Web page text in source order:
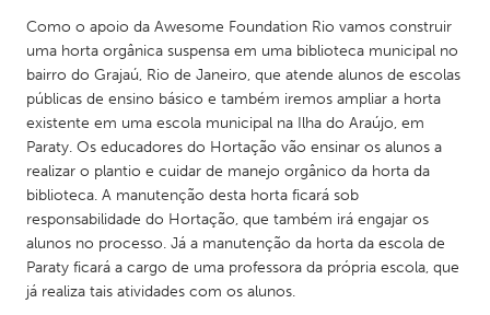
QATAR
Qatar
Singapore
UNITED KINGDOM
Glasgow
Como o apoio da Awesome Foundation Rio vamos construir
uma horta orgânica suspensa em uma biblioteca municipal no
bairro do Grajaú, Rio de Janeiro, que atende alunos de escolas
públicas de ensino básico e também iremos ampliar a horta
existente em uma escola municipal na Ilha do Araújo, em
Paraty. Os educadores do Hortação vão ensinar os alunos a
realizar o plantio e cuidar de manejo orgânico da horta da
biblioteca. A manutenção desta horta ficará sob
responsabilidade do Hortação, que também irá engajar os
alunos no processo. Já a manutenção da horta da escola de
Paraty ficará a cargo de uma professora da própria escola, que
já realiza tais atividades com os alunos.